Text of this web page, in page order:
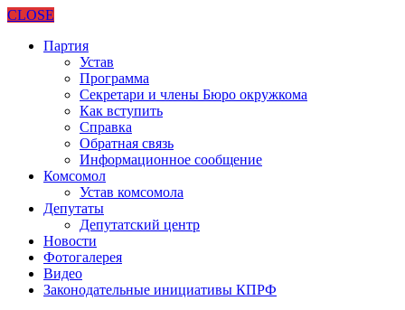
CLOSE
Партия
Устав
Программа
Секретари и члены Бюро окружкома
Как вступить
Справка
Обратная связь
Информационное сообщение
Комсомол
Устав комсомола
Депутаты
Депутатский центр
Новости
Фотогалерея
Видео
Законодательные инициативы КПРФ